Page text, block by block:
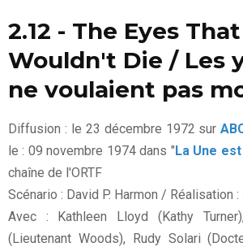
2.12 - The Eyes That
Wouldn't Die / Les
ne voulaient pas
Diffusion : le 23 décembre 1972 sur
le : 09 novembre 1974 dans "La Une
chaîne de l'ORTF
Scénario : David P. Harmon / Réalisation :
Avec : Kathleen Lloyd (Kathy
(Lieutenant Woods), Rudy Solari